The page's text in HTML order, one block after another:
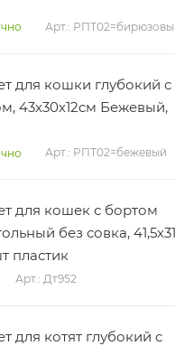
Арт.:
для кошки глубокий с
43х30х12см Бежевый,
Арт.: РПТ02=бежевый
для кошек с бортом
без совка,
пластик
Арт.: Дт952
для котят глубокий с